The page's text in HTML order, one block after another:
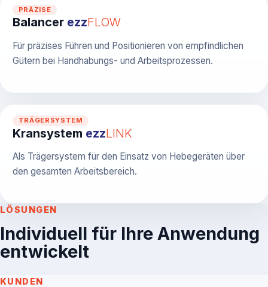
PRÄZISE
Balancer ezzFLOW
Für präzises Führen und Positionieren von empfindlichen
Gütern bei Handhabungs- und Arbeitsprozessen.
TRÄGERSYSTEM
Kransystem ezzLINK
Als Trägersystem für den Einsatz von Hebegeräten über
den gesamten Arbeitsbereich.
LÖSUNGEN
Individuell für Ihre Anwendung
entwickelt
KUNDEN